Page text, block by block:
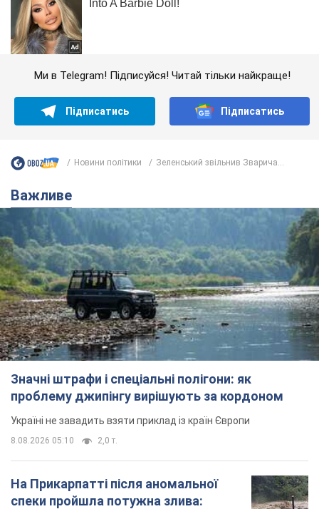
Ми в Telegram! Підписуйся! Читай тільки найкраще!
Підписатись Підписатись
Новини політики Зеленський звільнив Зварича...
Важливе
Значні штрафи і спеціальні полігони: як
проблему джипінгу вирішують за кордоном
Україні не завадить взяти приклад із країн Європи
8.08.2026 05:10 2,0 т.
На Прикарпатті після аномальної
спеки пройшла потужна злива: